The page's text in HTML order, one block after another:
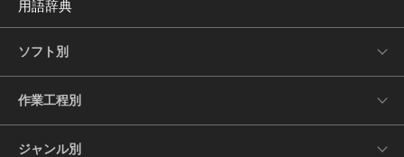
用語辞典
ソフト別
作業工程別
ジャンル別